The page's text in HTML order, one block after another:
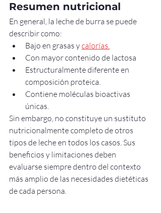
Resumen nutricional
En general, la leche de burra se puede
describir como:
Bajo en grasas y calorías.
Con mayor contenido de lactosa
Estructuralmente diferente en
composición proteica.
Contiene moléculas bioactivas
únicas.
Sin embargo, no constituye un sustituto
nutricionalmente completo de otros
tipos de leche en todos los casos. Sus
beneficios y limitaciones deben
evaluarse siempre dentro del contexto
más amplio de las necesidades dietéticas
de cada persona.